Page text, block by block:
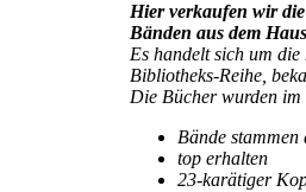
Hier verkaufen wir
Bänden aus dem
Es handelt sich um
Bibliotheks-Reihe,
Die Bücher wurden
Bände
top erhalten
23-karätiger